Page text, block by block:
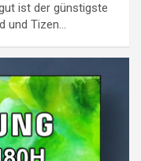
ist der günstigste
und Tizen…